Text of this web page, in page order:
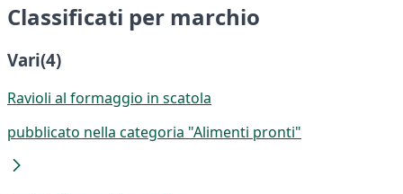
Classificati per marchio
Vari(4)
Ravioli al formaggio in scatola
pubblicato nella categoria "Alimenti pronti"